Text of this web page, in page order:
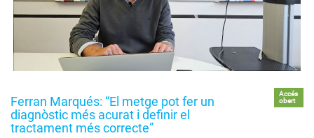
Ferran Marqués: “El metge pot fer un
diagnòstic més acurat i definir el
tractament més correcte”
Accés
obert